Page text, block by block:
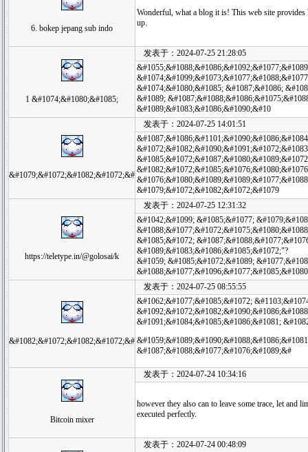
6. bokep jepang sub indo
Wonderful, what a blog it is! This web site provides
up.
1 &#1074;&#1080;&#1085;
发表于：2024-07-25 21:28:05
&#1074;&#1080;&#1085; &#1087;&#1086;
&#1089;
&#1089;&#1083;&#1086;&#1090;&#10
&#1079;&#1072;&#1082;&#1072;&#
发表于：2024-07-25 14:01:51
&#1079;&#1072;&#1082;&#1072;&#1079
https://teletype.in/@golosai/k
发表于：2024-07-25 12:31:32
&#1042;&#1099; &#1085;&#1077;
&#1085;&#1072;
&#1089;&#1083;&#1086;&#1085;&#1072;"?
&#1059; &#1085;&#1072;&#1089;
&#1082;&#1072;&#1082;&#1072;&#
发表于：2024-07-25 08:55:55
&#1062;&#1077;&#1085;&#1072;
&#1091;&#1084;&#1085;&#1086;&#1081;
&#1087;&#1088;&#1077;&#1076;&#1089;&#
Bitcoin mixer
发表于：2024-07-24 10:34:16
however they also can to leave some trace, let
executed perfectly.
发表于：2024-07-24 00:48:09